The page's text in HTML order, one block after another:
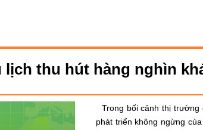
lịch thu hút hàng nghìn
Trong bối cảnh thị
phát triển không ngừng